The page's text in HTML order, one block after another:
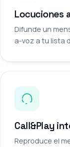
Locuciones
Difunde un
a-voz a tu lista
Call&Play
Reproduce el